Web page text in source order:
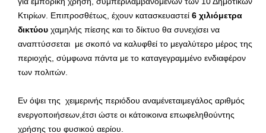
Κτιρίων. Επιπροσθέτως, έχουν κατασκευαστεί 6 χιλιόμετρα
δικτύου χαμηλής πίεσης και το δίκτυο θα συνεχίσει να
αναπτύσσεται με σκοπό να καλυφθεί το μεγαλύτερο μέρος της
περιοχής, σύμφωνα πάντα με το καταγεγραμμένο ενδιαφέρον
των πολιτών.
Εν όψει της χειμερινής περιόδου αναμένεταιμεγάλος αριθμός
ενεργοποιήσεων,έτσι ώστε οι κάτοικοινα επωφεληθούντης
χρήσης του φυσικού αερίου.